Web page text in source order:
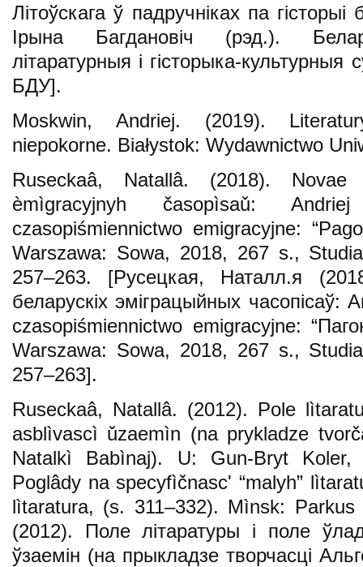
Літоўскага ў падручніках па
Ірына Багдановіч (рэд.).
літаратурныя і гісторыка-культурныя
БДУ].
Moskwin, Andriej. (2019).
niepokorne. Białystok: Wydawnictwo
Ruseckaâ, Natallâ. (2018). Novae
èmìgracyjnyh časopìsaǔ:
czasopiśmiennictwo emigracyjne:
Warszawa: Sowa, 2018, 267 s.,
257–263. [Русецкая, Наталл.я
беларускіх эміграцыйных часопісаў:
czasopiśmiennictwo emigracyjne:
Warszawa: Sowa, 2018, 267 s.,
257–263].
Ruseckaâ, Natallâ. (2012). Pole
asblìvascì ǔzaemìn (na prykladze
Natalkì Babìnaj). U: Gun-Bryt Koler,
Poglâdy na specyfìčnascʹ “malyh”
lìtaratura, (s. 311–332). Mìnsk:
(2012). Поле літаратуры і поле
ўзаемін (на прыкладзе творчасці